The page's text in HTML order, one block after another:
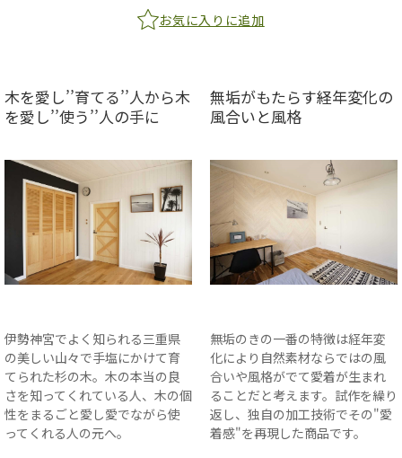
お気に入りに追加
木を愛し’’育てる’’人から木
を愛し’’使う’’人の手に
伊勢神宮でよく知られる三重県
の美しい山々で手塩にかけて育
てられた杉の木。木の本当の良
さを知ってくれている人、木の個
性をまるごと愛し愛でながら使
ってくれる人の元へ。
無垢がもたらす経年変化の
風合いと風格
無垢のきの一番の特徴は経年変
化により自然素材ならではの風
合いや風格がでて愛着が生まれ
ることだと考えます。試作を繰り
返し、独自の加工技術でその"愛
着感"を再現した商品です。